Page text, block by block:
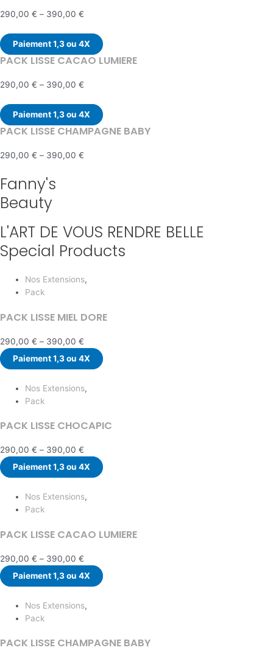
290,00 € – 390,00 €
Paiement 1,3 ou 4X
PACK LISSE CACAO LUMIERE
290,00 € – 390,00 €
Paiement 1,3 ou 4X
PACK LISSE CHAMPAGNE BABY
290,00 € – 390,00 €
Fanny's
Beauty
L'ART DE VOUS RENDRE BELLE
Special Products
Nos Extensions,
Pack
PACK LISSE MIEL DORE
290,00 € – 390,00 €
Paiement 1,3 ou 4X
Nos Extensions,
Pack
PACK LISSE CHOCAPIC
290,00 € – 390,00 €
Paiement 1,3 ou 4X
Nos Extensions,
Pack
PACK LISSE CACAO LUMIERE
290,00 € – 390,00 €
Paiement 1,3 ou 4X
Nos Extensions,
Pack
PACK LISSE CHAMPAGNE BABY